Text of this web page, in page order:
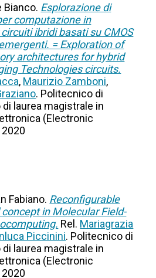
Bianco. Esplorazione di
computazione in
ibridi basati su CMOS
= Exploration of
architectures for hybrid
Technologies circuits.
, Maurizio Zamboni,
. Politecnico di
di laurea magistrale in
(Electronic
Fabiano. Reconfigurable
in Molecular Field-
Rel. Mariagrazia
Piccinini. Politecnico di
di laurea magistrale in
(Electronic